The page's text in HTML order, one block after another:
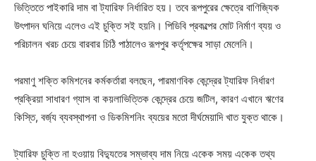
ভিত্তিতে পাইকারি দাম বা ট্যারিফ নির্ধারিত হয়। তবে রূপপুরের ক্ষেত্রে বাণিজ্যিক
উৎপাদন ঘনিয়ে এলেও এই চুক্তি সই হয়নি। পিডিবি প্রকল্পের মোট নির্মাণ ব্যয় ও
পরিচালন খরচ চেয়ে বারবার চিঠি পাঠালেও রূপপুর কর্তৃপক্ষের সাড়া মেলেনি।
পরমাণু শক্তি কমিশনের কর্মকর্তারা বলছেন, পারমাণবিক কেন্দ্রের ট্যারিফ নির্ধারণ
প্রক্রিয়া সাধারণ গ্যাস বা কয়লাভিত্তিক কেন্দ্রের চেয়ে জটিল, কারণ এখানে ঋণের
কিস্তি, বর্জ্য ব্যবস্থাপনা ও ডিকমিশনিং ব্যয়ের মতো দীর্ঘমেয়াদি খাত যুক্ত থাকে।
ট্যারিফ চুক্তি না হওয়ায় বিদ্যুতের সম্ভাব্য দাম নিয়ে একেক সময় একেক তথ্য